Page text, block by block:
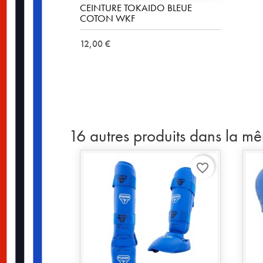
CEINTURE TOKAIDO BLEUE
COTON WKF
12,00 €
16 autres produits dans la
favorite_border